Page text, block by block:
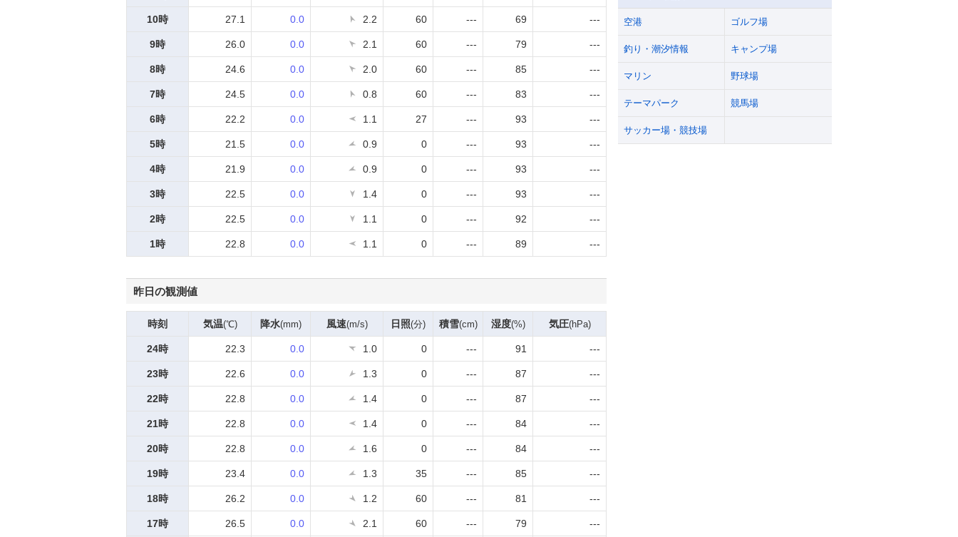
10時 27.1 0.0 2.2 60 --- 69 ---
9時 26.0 0.0 2.1 60 --- 79 ---
8時 24.6 0.0 2.0 60 --- 85 ---
7時 24.5 0.0 0.8 60 --- 83 ---
6時 22.2 0.0 1.1 27 --- 93 ---
5時 21.5 0.0 0.9 0 --- 93 ---
4時 21.9 0.0 0.9 0 --- 93 ---
3時 22.5 0.0 1.4 0 --- 93 ---
2時 22.5 0.0 1.1 0 --- 92 ---
1時 22.8 0.0 1.1 0 --- 89 ---
昨日の観測値
時刻 気温(℃) 降水(mm) 風速(m/s) 日照(分) 積雪(cm) 湿度(%) 気圧(hPa)
24時 22.3 0.0 1.0 0 --- 91 ---
23時 22.6 0.0 1.3 0 --- 87 ---
22時 22.8 0.0 1.4 0 --- 87 ---
21時 22.8 0.0 1.4 0 --- 84 ---
20時 22.8 0.0 1.6 0 --- 84 ---
19時 23.4 0.0 1.3 35 --- 85 ---
18時 26.2 0.0 1.2 60 --- 81 ---
17時 26.5 0.0 2.1 60 --- 79 ---
空港 ゴルフ場
釣り・潮汐情報 キャンプ場
マリン 野球場
テーマパーク 競馬場
サッカー場・競技場